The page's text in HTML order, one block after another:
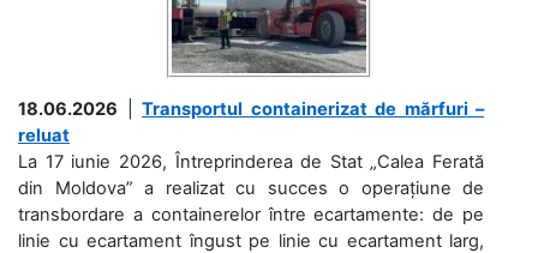
18.06.2026
Transportul containerizat de mărfuri –
reluat
La 17 iunie 2026, Întreprinderea de Stat „Calea Ferată
din Moldova” a realizat cu succes o operațiune de
transbordare a containerelor între ecartamente: de pe
linie cu ecartament îngust pe linie cu ecartament larg,